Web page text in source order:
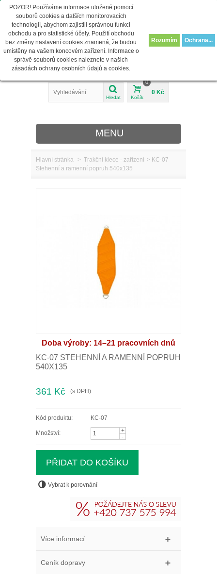
info@juventas-shop.cz
Hledat Košík
0
0 Kč
POZOR! Používáme informace uložené pomocí
souborů cookies a dalších monitorovacích
technologií, abychom zajistili správnou funkci
obchodu a pro statistické účely. Použití obchodu
bez změny nastavení cookies znamená, že budou
umístěny na vašem koncovém zařízení. Informace o
správě souborů cookies naleznete v našich
zásadách ochrany osobních údajů a cookies.
Rozumím Ochrana...
MENU
O nás
Hlavní stránka > Trakční klece - zařízení > KC-07
Stehenní a ramenní popruh 540x135
Doba výroby: 14–21 pracovních dnů
KC-07 STEHENNÍ A RAMENNÍ POPRUH
540X135
361 Kč (s DPH)
Kód produktu: KC-07
Množství:
+
-
Vybrat k porovnání
Více informací
Ceník dopravy